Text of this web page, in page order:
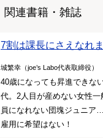
関連書籍・雑誌
7割は課長にさえなれ
城繁幸（joe’s Labo代表取締役）
40歳になっても昇進できな
代。2人目が産めない女性一
員になれない団塊ジュニ
雇用に希望はない！